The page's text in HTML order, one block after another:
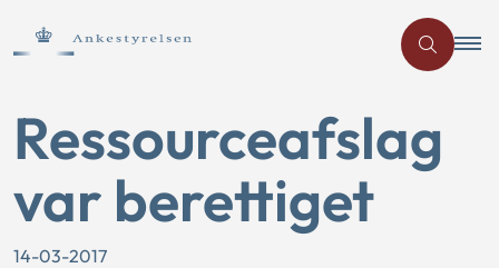
Ressourceafslag
var berettiget
14-03-2017